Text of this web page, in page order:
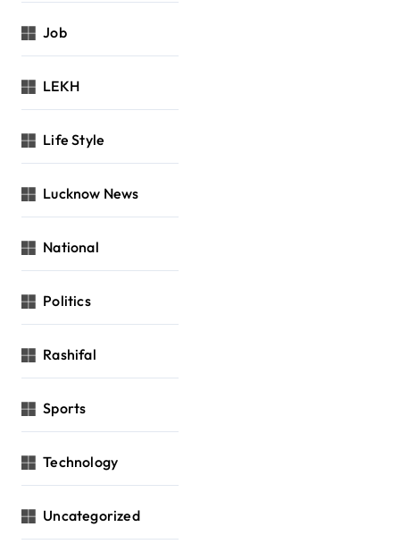
Job
LEKH
Life Style
Lucknow News
National
Politics
Rashifal
Sports
Technology
Uncategorized